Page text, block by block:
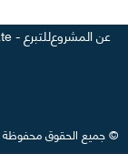
عن المشروعللتبرع - donate
©جميع الحقوق محفوظة